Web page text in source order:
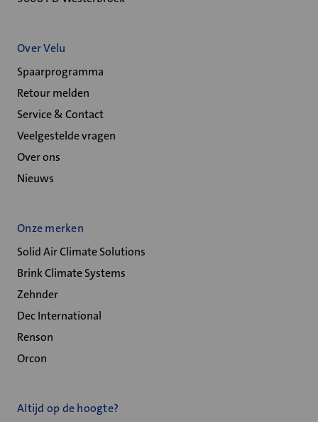
Over Velu
Spaarprogramma
Retour melden
Service & Contact
Veelgestelde vragen
Over ons
Nieuws
Onze merken
Solid Air Climate Solutions
Brink Climate Systems
Zehnder
Dec International
Renson
Orcon
Altijd op de hoogte?